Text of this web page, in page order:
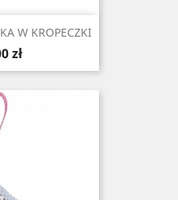
W KROPECZKI
zł